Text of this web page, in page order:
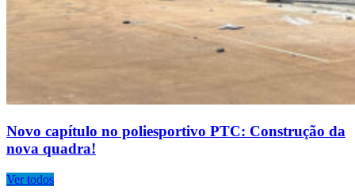
Novo capítulo no poliesportivo PTC: Construção da
nova quadra!
Ver todos